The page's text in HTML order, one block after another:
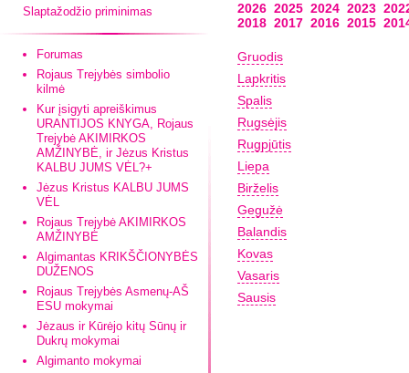
Slaptažodžio priminimas
Forumas
Rojaus Trejybės simbolio
kilmė
Kur įsigyti apreiškimus
URANTIJOS KNYGA, Rojaus
Trejybė AKIMIRKOS
AMŽINYBĖ, ir Jėzus Kristus
KALBU JUMS VĖL?+
Jėzus Kristus KALBU JUMS
VĖL
Rojaus Trejybė AKIMIRKOS
AMŽINYBĖ
Algimantas KRIKŠČIONYBĖS
DUŽENOS
Rojaus Trejybės Asmenų-AŠ
ESU mokymai
Jėzaus ir Kūrėjo kitų Sūnų ir
Dukrų mokymai
Algimanto mokymai
2026 2025 2024 2023
2018 2017 2016 2015
Gruodis
Lapkritis
Spalis
Rugsėjis
Rugpjūtis
Liepa
Birželis
Gegužė
Balandis
Kovas
Vasaris
Sausis